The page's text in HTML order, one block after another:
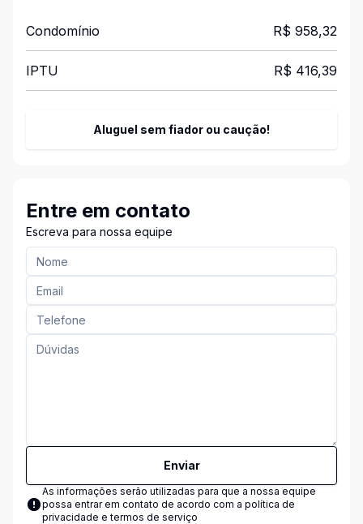
Condomínio R$ 958,32
IPTU R$ 416,39
Aluguel sem fiador ou caução!
Entre em contato
Escreva para nossa equipe
Enviar
As informações serão utilizadas para que a nossa equipe
possa entrar em contato de acordo com a política de
privacidade e termos de serviço